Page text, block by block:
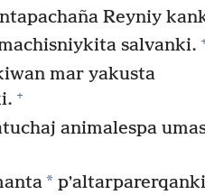
Reyniy
salvanki.
mar yakusta
+
animalespa
*